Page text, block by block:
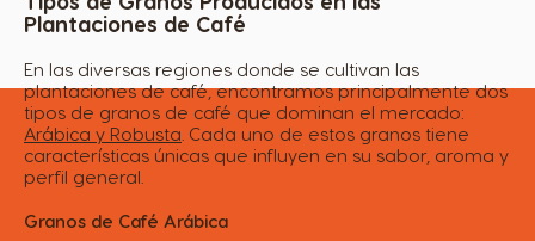
Plantaciones de Café
En las diversas regiones donde se cultivan las
plantaciones de café, encontramos principalmente dos
tipos de granos de café que dominan el mercado:
Arábica y Robusta . Cada uno de estos granos tiene
características únicas que influyen en su sabor, aroma y
perfil general.
Granos de Café Arábica